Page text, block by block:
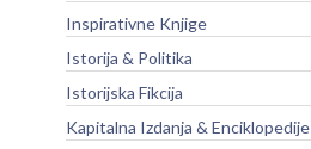
Inspirativne Knjige
Istorija & Politika
Istorijska Fikcija
Kapitalna Izdanja & Enciklopedije